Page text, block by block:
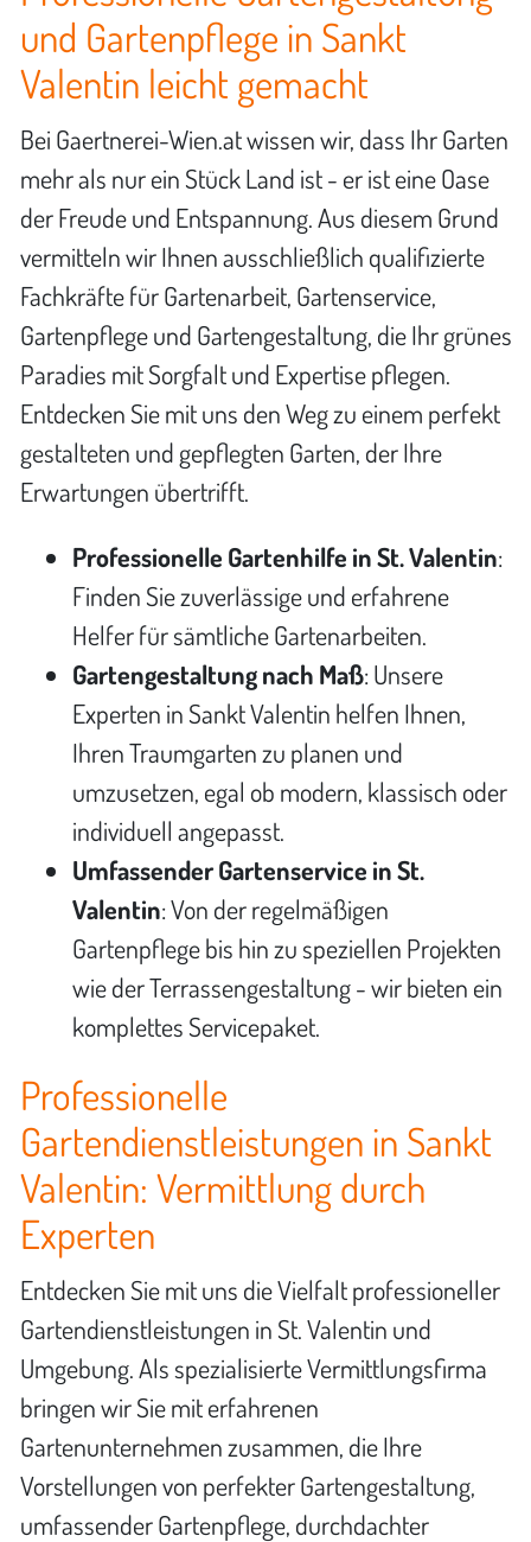
und Gartenpflege in Sankt
Valentin leicht gemacht
Bei Gaertnerei-Wien.at wissen wir, dass Ihr Garten
mehr als nur ein Stück Land ist - er ist eine Oase
der Freude und Entspannung. Aus diesem Grund
vermitteln wir Ihnen ausschließlich qualifizierte
Fachkräfte für Gartenarbeit, Gartenservice,
Gartenpflege und Gartengestaltung, die Ihr grünes
Paradies mit Sorgfalt und Expertise pflegen.
Entdecken Sie mit uns den Weg zu einem perfekt
gestalteten und gepflegten Garten, der Ihre
Erwartungen übertrifft.
Professionelle Gartenhilfe in St. Valentin:
Finden Sie zuverlässige und erfahrene
Helfer für sämtliche Gartenarbeiten.
Gartengestaltung nach Maß: Unsere
Experten in Sankt Valentin helfen Ihnen,
Ihren Traumgarten zu planen und
umzusetzen, egal ob modern, klassisch oder
individuell angepasst.
Umfassender Gartenservice in St.
Valentin: Von der regelmäßigen
Gartenpflege bis hin zu speziellen Projekten
wie der Terrassengestaltung - wir bieten ein
komplettes Servicepaket.
Professionelle
Gartendienstleistungen in Sankt
Valentin: Vermittlung durch
Experten
Entdecken Sie mit uns die Vielfalt professioneller
Gartendienstleistungen in St. Valentin und
Umgebung. Als spezialisierte Vermittlungsfirma
bringen wir Sie mit erfahrenen
Gartenunternehmen zusammen, die Ihre
Vorstellungen von perfekter Gartengestaltung,
umfassender Gartenpflege, durchdachter